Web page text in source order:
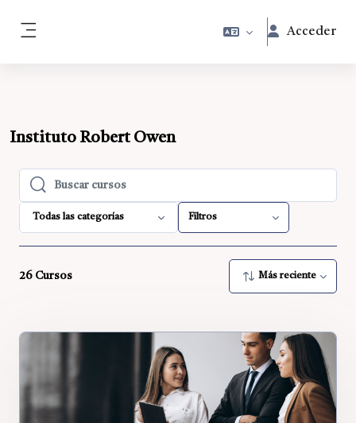
Acceder
Instituto Robert Owen
Buscar cursos
Buscar cursos
Todas las categorías Filtros
26 Cursos Más reciente